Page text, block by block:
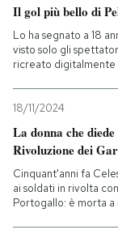
Il gol più bello di
Lo ha segnato a 18
visto solo gli
ricreato digitalmente
18/11/2024
La donna che
Rivoluzione dei
Cinquant'anni fa
ai soldati in rivolta
Portogallo: è morta a